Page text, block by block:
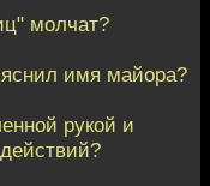
молчат?
имя майора?
рукой и